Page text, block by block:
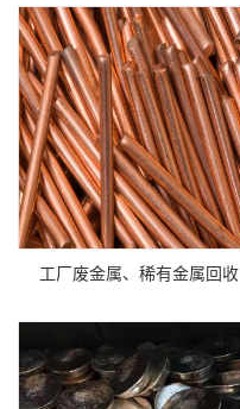
工厂废金属、稀有金属回收